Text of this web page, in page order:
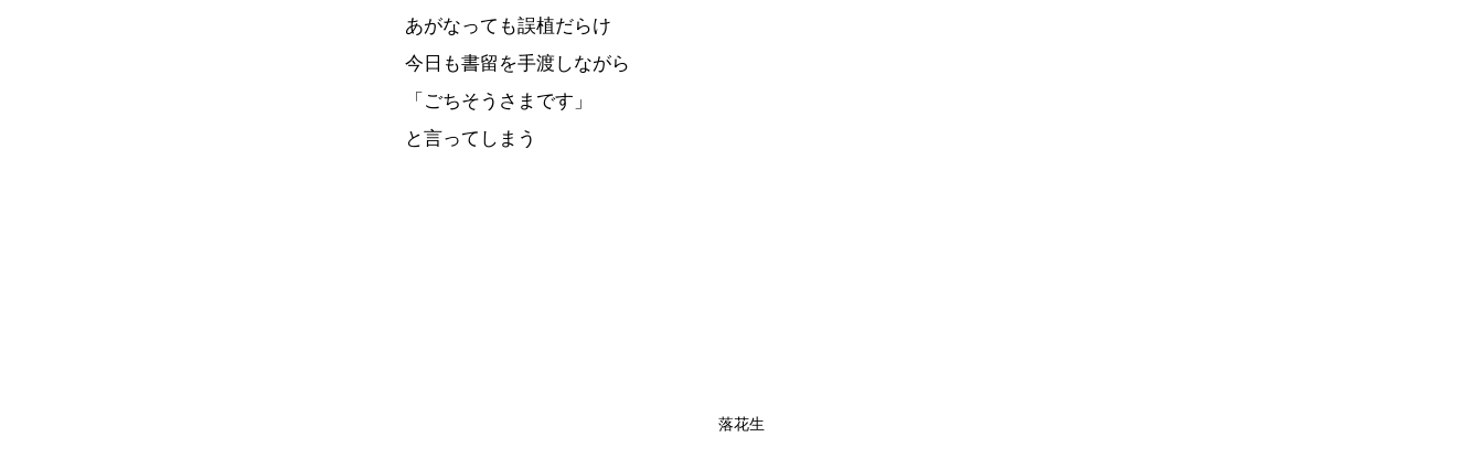
あがなっても誤植だらけ
今日も書留を手渡しながら
「ごちそうさまです」
と言ってしまう
落花生